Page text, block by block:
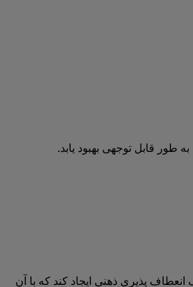
پذیری ذهنی ایجاد کند که با آن